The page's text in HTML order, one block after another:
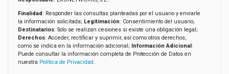
Finalidad: Responder las consultas planteadas por el usuario y enviarle
la información solicitada; Legitimación: Consentimiento del usuario;
Destinatarios: Solo se realizan cesiones si existe una obligación legal;
Derechos: Acceder, rectificar y suprimir, así como otros derechos,
como se indica en la información adicional; Información Adicional:
Puede consultar la información completa de Protección de Datos en
nuestra Política de Privacidad.